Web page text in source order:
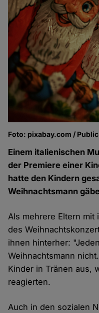
Foto: pixabay.com /
Einem italienischen
der Premiere einer
hatte den Kindern
Weihnachtsmann
Als mehrere Eltern mit
des
ihnen hinterher:
Weihnachtsmann
Kinder in Tränen aus,
reagierten.
Auch in den sozialen